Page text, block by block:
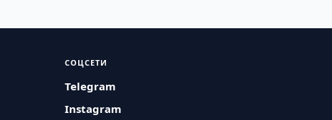
СОЦСЕТИ
Telegram
Instagram